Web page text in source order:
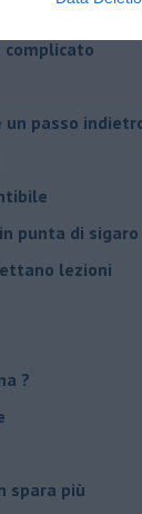
complicato
un passo
punta di sigaro
lezioni
?
spara più